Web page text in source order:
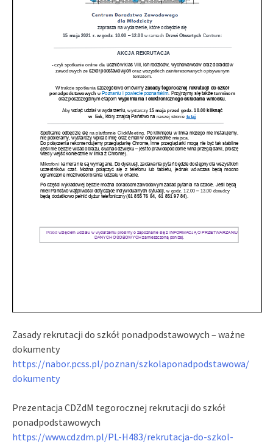
Zasady rekrutacji do szkół ponadpodstawowych – ważne
dokumenty
https://nabor.pcss.pl/poznan/szkolaponadpodstawowa/
dokumenty
Prezentacja CDZdM tegorocznej rekrutacji do szkół
ponadpodstawowych
https://www.cdzdm.pl/PL-H483/rekrutacja-do-szkol-